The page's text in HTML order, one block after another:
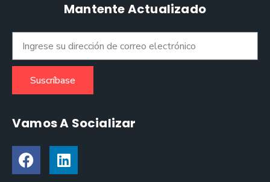
Mantente Actualizado
Suscríbase
Vamos A Socializar